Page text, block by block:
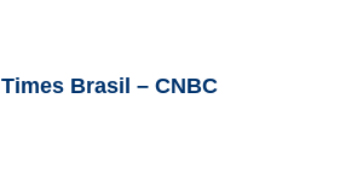
Brasil – CNBC